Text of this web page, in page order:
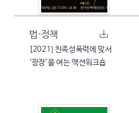
법·정책
[2021] 친족성폭력에 맞서
‘광장’을 여는 액션워크숍